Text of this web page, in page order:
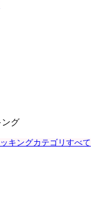
ング
キングカテゴリすべて